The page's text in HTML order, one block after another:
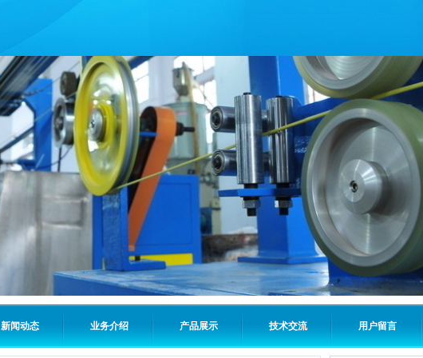
新闻动态 业务介绍 产品展示 技术交流 用户留言